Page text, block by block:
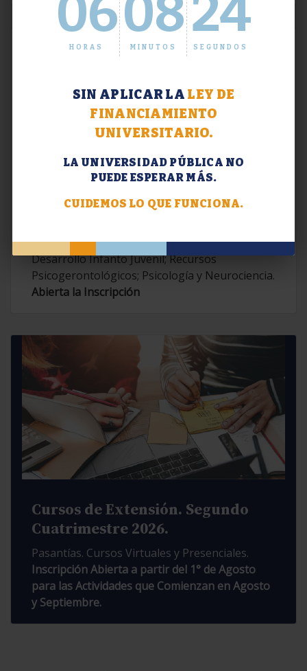
06
HORAS
08
MINUTOS
25
SEGUNDOS
SIN APLICAR LA LEY DE
FINANCIAMIENTO
UNIVERSITARIO.
LA UNIVERSIDAD PÚBLICA NO
PUEDE ESPERAR MÁS.
CUIDEMOS LO QUE FUNCIONA.
Extensión. Diplomaturas 2026.
Contemporáneas; Problemáticas en el
Desarrollo Infanto Juvenil; Recursos
Psicogerontológicos; Psicología y Neurociencia.
Abierta la Inscripción
Cursos de Extensión. Segundo
Cuatrimestre 2026.
Pasantías. Cursos Virtuales y Presenciales.
Inscripción Abierta a partir del 1° de Agosto
para las Actividades que Comienzan en Agosto
y Septiembre.